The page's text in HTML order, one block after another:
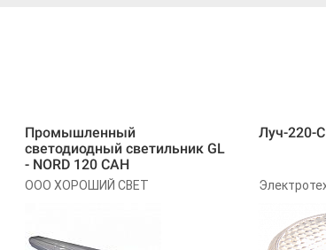
Промышленный
светодиодный светильник GL
- NORD 120 САН
ООО ХОРОШИЙ СВЕТ
Луч-220-